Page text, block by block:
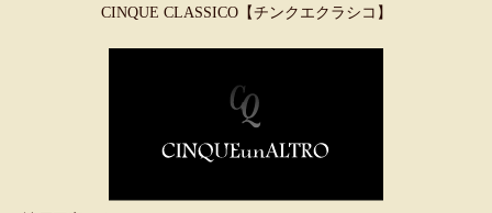
CINQUE CLASSICO【チンクエクラシコ】